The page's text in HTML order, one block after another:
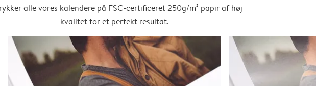
alle vores kalendere på FSC-certificeret 250g/m² papir af høj
kvalitet for et perfekt resultat.